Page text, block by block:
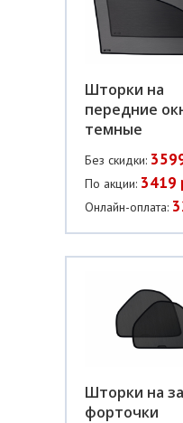
Шторки на
передние
темные
Без скидки:
По акции: 3419
Онлайн-оплата:
Шторки на
форточки